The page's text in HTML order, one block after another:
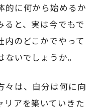
的に何から始めるか
ると、実は今でもで
内のどこかでやって
いでしょうか。
々は、自分は何に向
リアを築いていきた